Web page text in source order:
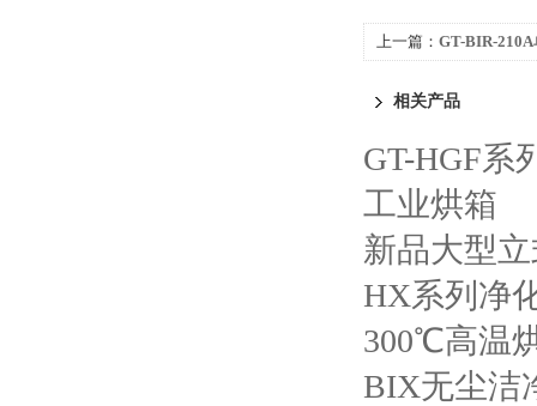
上一篇： GT-BIR-
相关产品
GT-HGF系
工业烘箱
新品大型
HX系列净
300℃高温
BIX无尘洁